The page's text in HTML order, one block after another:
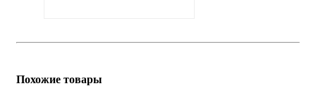
Похожие товары